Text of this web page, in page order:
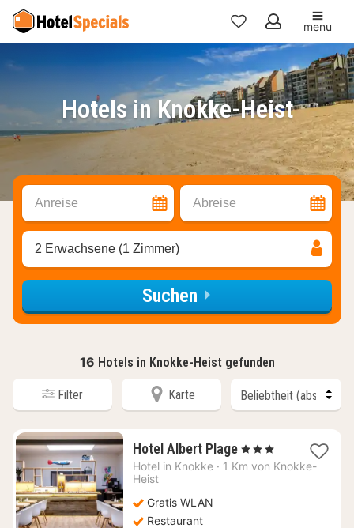
Meine
Favoriten
menu
Hotels in Knokke-Heist
Anreise Abreise
2 Erwachsene (1 Zimmer)
Suchen
16 Hotels in Knokke-Heist gefunden
Filter Karte
Hotel Albert Plage1
Nacht
, 3 Sterne
Hotel in Knokke · 1 Km von Knokke-
Heist
Gratis WLAN
Restaurant